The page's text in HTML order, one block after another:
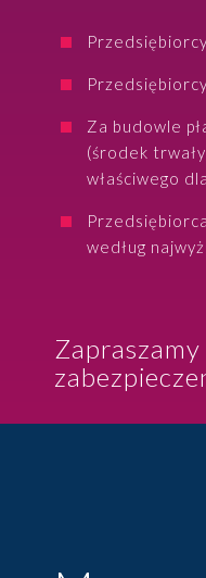
Za budowle
(środek
właściwego
według